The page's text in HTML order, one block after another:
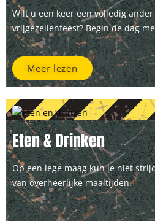
Wilt u een keer een volledig
vrijgezellenfeest? Begin de dag
Meer lezen
Eten & Drinken
Op een lege maag kun je niet
van overheerlijke maaltijden.